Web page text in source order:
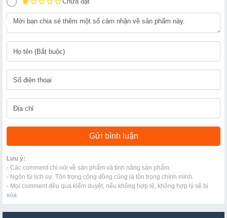
Lưu ý:
- Các comment chỉ nói về sản phẩm và tính năng sản phẩm.
- Ngôn từ lịch sự. Tôn trọng cộng đồng cũng là tôn trọng chính mình.
- Mọi comment đều qua kiểm duyệt, nếu không hợp lệ, không hợp lý sẽ bị
xóa.